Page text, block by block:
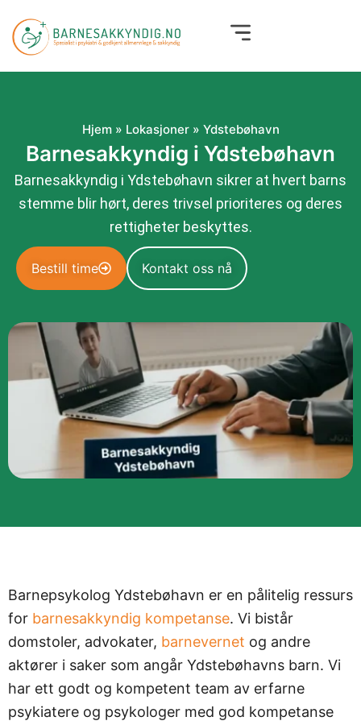
rett
innholdet
Hjem» Lokasjoner» Ydstebøhavn
Barnesakkyndig i Ydstebøhavn
Barnesakkyndig i Ydstebøhavn sikrer at hvert barns
stemme blir hørt, deres trivsel prioriteres og deres
rettigheter beskyttes.
Bestill time Kontakt oss nå
Barnepsykolog Ydstebøhavn er en pålitelig ressurs
for barnesakkyndig kompetanse. Vi bistår
domstoler, advokater, barnevernet og andre
aktører i saker som angår Ydstebøhavns barn. Vi
har ett godt og kompetent team av erfarne
psykiatere og psykologer med god kompetanse